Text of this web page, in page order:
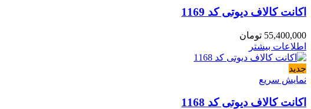
اکانت کالاف دیوتی کد 1169
55,400,000 تومان
اطلاعات بیشتر
جدید
نمایش سریع
اکانت کالاف دیوتی کد 1168